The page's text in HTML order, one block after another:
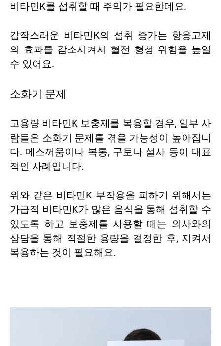
비타민K를 섭취할 때 주의가 필요한데요.
갑작스러운 비타민K의 섭취 증가는 항응고제
의 효과를 감소시켜서 혈전 형성 위험을 높일
수 있어요.
소화기 문제
고용량 비타민K 보충제를 복용할 경우, 일부 사
람들은 소화기 문제를 겪을 가능성이 높아집니
다. 메스꺼움이나 복통, 구토나 설사 등이 대표
적인 사례입니다.
위와 같은 비타민K 부작용을 피하기 위해서는
가급적 비타민K가 많은 음식을 통해 섭취할 수
있도록 하고 보충제를 사용할 때는 의사와의
상담을 통해 적절한 용량을 결정한 후, 지켜서
복용하는 것이 필요해요.